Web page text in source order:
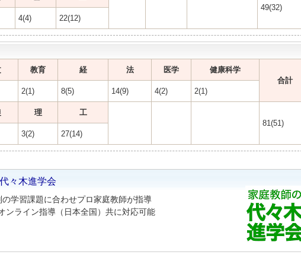
49(32)
4(4) 22(12)
教育 経 法 医学
健康科学
合計
2(1) 8(5) 14(9) 4(2) 2(1)
理
工
81(51)
3(2) 27(14)
々木進学会
学習課題に合わせプロ家庭教師が指導
ンライン指導（日本全国）共に対応可能